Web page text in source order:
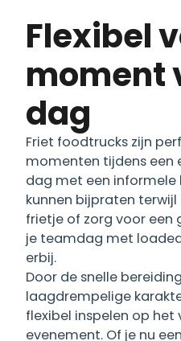
Flexibel voor elk
moment
dag
Friet foodtrucks zijn
momenten tijdens een
dag met een informele
kunnen bijpraten
frietje of zorg voor een
je teamdag met
erbij.
Door de snelle
laagdrempelige
flexibel inspelen op het
evenement. Of je nu